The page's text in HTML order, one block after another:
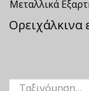
Μεταλλικά
Ορειχάλκινα